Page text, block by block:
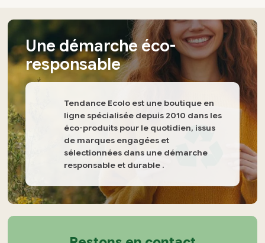
produit
Informations
sur
Une démarche éco-
responsable
Tendance Ecolo est une boutique en
ligne spécialisée depuis 2010 dans les
éco-produits pour le quotidien, issus
de marques engagées et
sélectionnées dans une démarche
responsable et durable .